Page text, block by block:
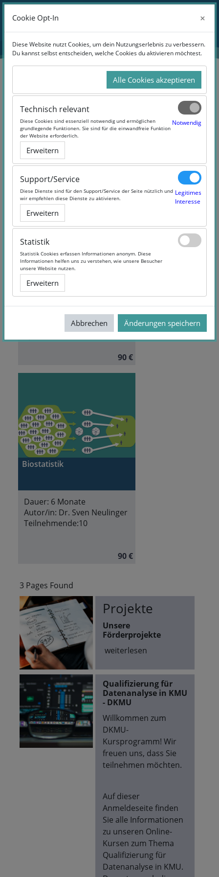
Zum Hauptinhalt
Website-Übersicht
Anmelden
Suchen
2 Products Found
Bioinformatik
Dr. Sven C.
German
90 €
Biostatistik
Dauer: 6 Monate
Autor/in: Dr. Sven Neulinger
Teilnehmende:10
90 €
3 Pages Found
Projekte
Unsere
Förderprojekte
weiterlesen
Qualifizierung für
Datenanalyse in KMU
- DKMU
Willkommen zum
DKMU-
Kursprogramm! Wir
freuen uns, dass Sie
teilnehmen möchten.
Auf dieser
Anmeldeseite finden
Sie alle Informationen
zu unseren Online-
Kursen zum Thema
Qualifizierung für
Datenanalyse in KMU.
Cookie Opt-In ×
Diese Website nutzt Cookies, um dein Nutzungserlebnis zu verbessern.
Du kannst selbst entscheiden, welche Cookies du aktivieren möchtest.
Alle Cookies akzeptieren
Technisch relevant
Diese Cookies sind essenziell notwendig und ermöglichen
grundlegende Funktionen. Sie sind für die einwandfreie Funktion
der Website erforderlich.
Notwendig
Erweitern
Support/Service
Diese Dienste sind für den Support/Service der Seite nützlich und
wir empfehlen diese Dienste zu aktivieren.
Legitimes
Interesse
Erweitern
Statistik
Statistik Cookies erfassen Informationen anonym. Diese
Informationen helfen uns zu verstehen, wie unsere Besucher
unsere Website nutzen.
Erweitern
Abbrechen Änderungen speichern
Cookie Opt-In ×
Diese Website nutzt Cookies, um dein Nutzungserlebnis zu verbessern.
Du kannst selbst entscheiden, welche Cookies du aktivieren möchtest.
Alle Cookies akzeptieren
Technisch relevant
Diese Cookies sind essenziell notwendig und ermöglichen
grundlegende Funktionen. Sie sind für die einwandfreie Funktion
der Website erforderlich.
Notwendig
Erweitern
Support/Service
Diese Dienste sind für den Support/Service der Seite nützlich und
wir empfehlen diese Dienste zu aktivieren.
Legitimes
Interesse
Erweitern
Statistik
Statistik Cookies erfassen Informationen anonym. Diese
Informationen helfen uns zu verstehen, wie unsere Besucher
unsere Website nutzen.
Erweitern
Abbrechen Änderungen speichern